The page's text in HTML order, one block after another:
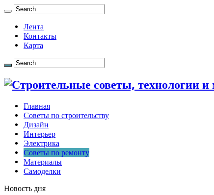
Лента
Контакты
Карта
Главная
Советы по строительству
Дизайн
Интерьер
Электрика
Советы по ремонту
Материалы
Самоделки
Новость дня